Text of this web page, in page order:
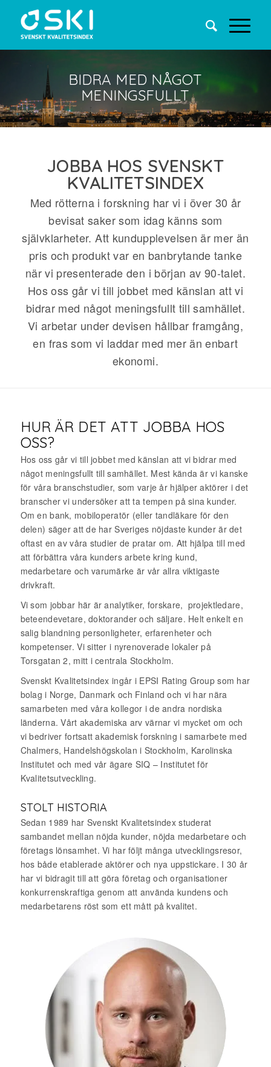
BIDRA MED NÅGOT
MENINGSFULLT
JOBBA HOS SVENSKT
KVALITETSINDEX
Med rötterna i forskning har vi i över 30 år
bevisat saker som idag känns som
självklarheter. Att kundupplevelsen är mer än
pris och produkt var en banbrytande tanke
när vi presenterade den i början av 90-talet.
Hos oss går vi till jobbet med känslan att vi
bidrar med något meningsfullt till samhället.
Vi arbetar under devisen hållbar framgång,
en fras som vi laddar med mer än enbart
ekonomi.
HUR ÄR DET ATT JOBBA HOS
OSS?
Hos oss går vi till jobbet med känslan att vi bidrar med
något meningsfullt till samhället. Mest kända är vi kanske
för våra branschstudier, som varje år hjälper aktörer i det
branscher vi undersöker att ta tempen på sina kunder.
Om en bank, mobiloperatör (eller tandläkare för den
delen) säger att de har Sveriges nöjdaste kunder är det
oftast en av våra studier de pratar om. Att hjälpa till med
att förbättra våra kunders arbete kring kund,
medarbetare och varumärke är vår allra viktigaste
drivkraft.
Vi som jobbar här är analytiker, forskare, projektledare,
beteendevetare, doktorander och säljare. Helt enkelt en
salig blandning personligheter, erfarenheter och
kompetenser. Vi sitter i nyrenoverade lokaler på
Torsgatan 2, mitt i centrala Stockholm.
Svenskt Kvalitetsindex ingår i EPSI Rating Group som har
bolag i Norge, Danmark och Finland och vi har nära
samarbeten med våra kollegor i de andra nordiska
länderna. Vårt akademiska arv värnar vi mycket om och
vi bedriver fortsatt akademisk forskning i samarbete med
Chalmers, Handelshögskolan i Stockholm, Karolinska
Institutet och med vår ägare SIQ – Institutet för
Kvalitetsutveckling.
STOLT HISTORIA
Sedan 1989 har Svenskt Kvalitetsindex studerat
sambandet mellan nöjda kunder, nöjda medarbetare och
företags lönsamhet. Vi har följt många utvecklingsresor,
hos både etablerade aktörer och nya uppstickare. I 30 år
har vi bidragit till att göra företag och organisationer
konkurrenskraftiga genom att använda kundens och
medarbetarens röst som ett mått på kvalitet.